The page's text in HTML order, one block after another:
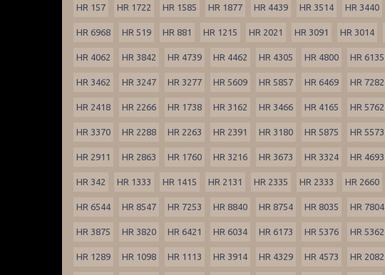
HR 157 HR 1722 HR 1585 HR 1877 HR 4439 HR 3514 HR 3440
HR 6968 HR 519 HR 881 HR 1215 HR 2021 HR 3091 HR 3014
HR 4062 HR 3842 HR 4739 HR 4462 HR 4305 HR 4800 HR 6135
HR 3462 HR 3247 HR 3277 HR 5609 HR 5857 HR 6469 HR 7282
HR 2418 HR 2266 HR 1738 HR 3162 HR 3466 HR 4165 HR 5762
HR 3370 HR 2288 HR 2263 HR 2391 HR 3180 HR 5875 HR 5573
HR 2911 HR 2863 HR 1760 HR 3216 HR 3673 HR 3324 HR 4693
HR 342 HR 1333 HR 1415 HR 2131 HR 2335 HR 2333 HR 2660
HR 6544 HR 8547 HR 7253 HR 8840 HR 8754 HR 8035 HR 7804
HR 3875 HR 3820 HR 6421 HR 6034 HR 6173 HR 5376 HR 5362
HR 1289 HR 1098 HR 1113 HR 3914 HR 4329 HR 4573 HR 2082